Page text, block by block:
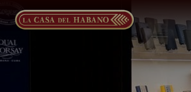
al
contenido